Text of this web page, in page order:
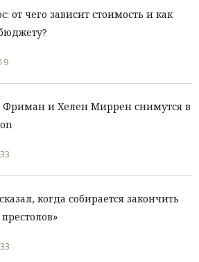
от чего зависит стоимость и как
Фриман и Хелен Миррен снимутся в
когда собирается закончить